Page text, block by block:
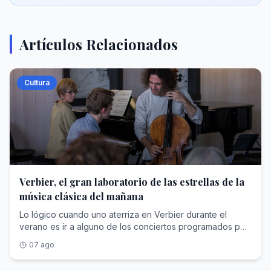
Artículos Relacionados
Cultura
Verbier, el gran laboratorio de las estrellas de la
música clásica del mañana
Lo lógico cuando uno aterriza en Verbier durante el
verano es ir a alguno de los conciertos programados por
después de cenar, a eso de las 23.00, hasta la pequeña
iglesia de esta localidad alpina para ver lo que ocurre allí.
07 ago